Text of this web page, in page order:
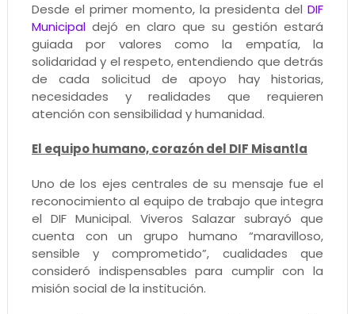
Desde el primer momento, la presidenta delDIF
Municipaldejó en claro que su gestión estará
guiada por valores como la empatía, la
solidaridad y el respeto, entendiendo que detrás
de cada solicitud de apoyo hay historias,
necesidades y realidades que requieren
atención con sensibilidad y humanidad.
El equipo humano, corazón del DIF Misantla
Uno de los ejes centrales de su mensaje fue el
reconocimiento al equipo de trabajo que integra
el DIF Municipal. Viveros Salazar subrayó que
cuenta con un grupo humano “maravilloso,
sensible y comprometido”, cualidades que
consideró indispensables para cumplir con la
misión social de la institución.